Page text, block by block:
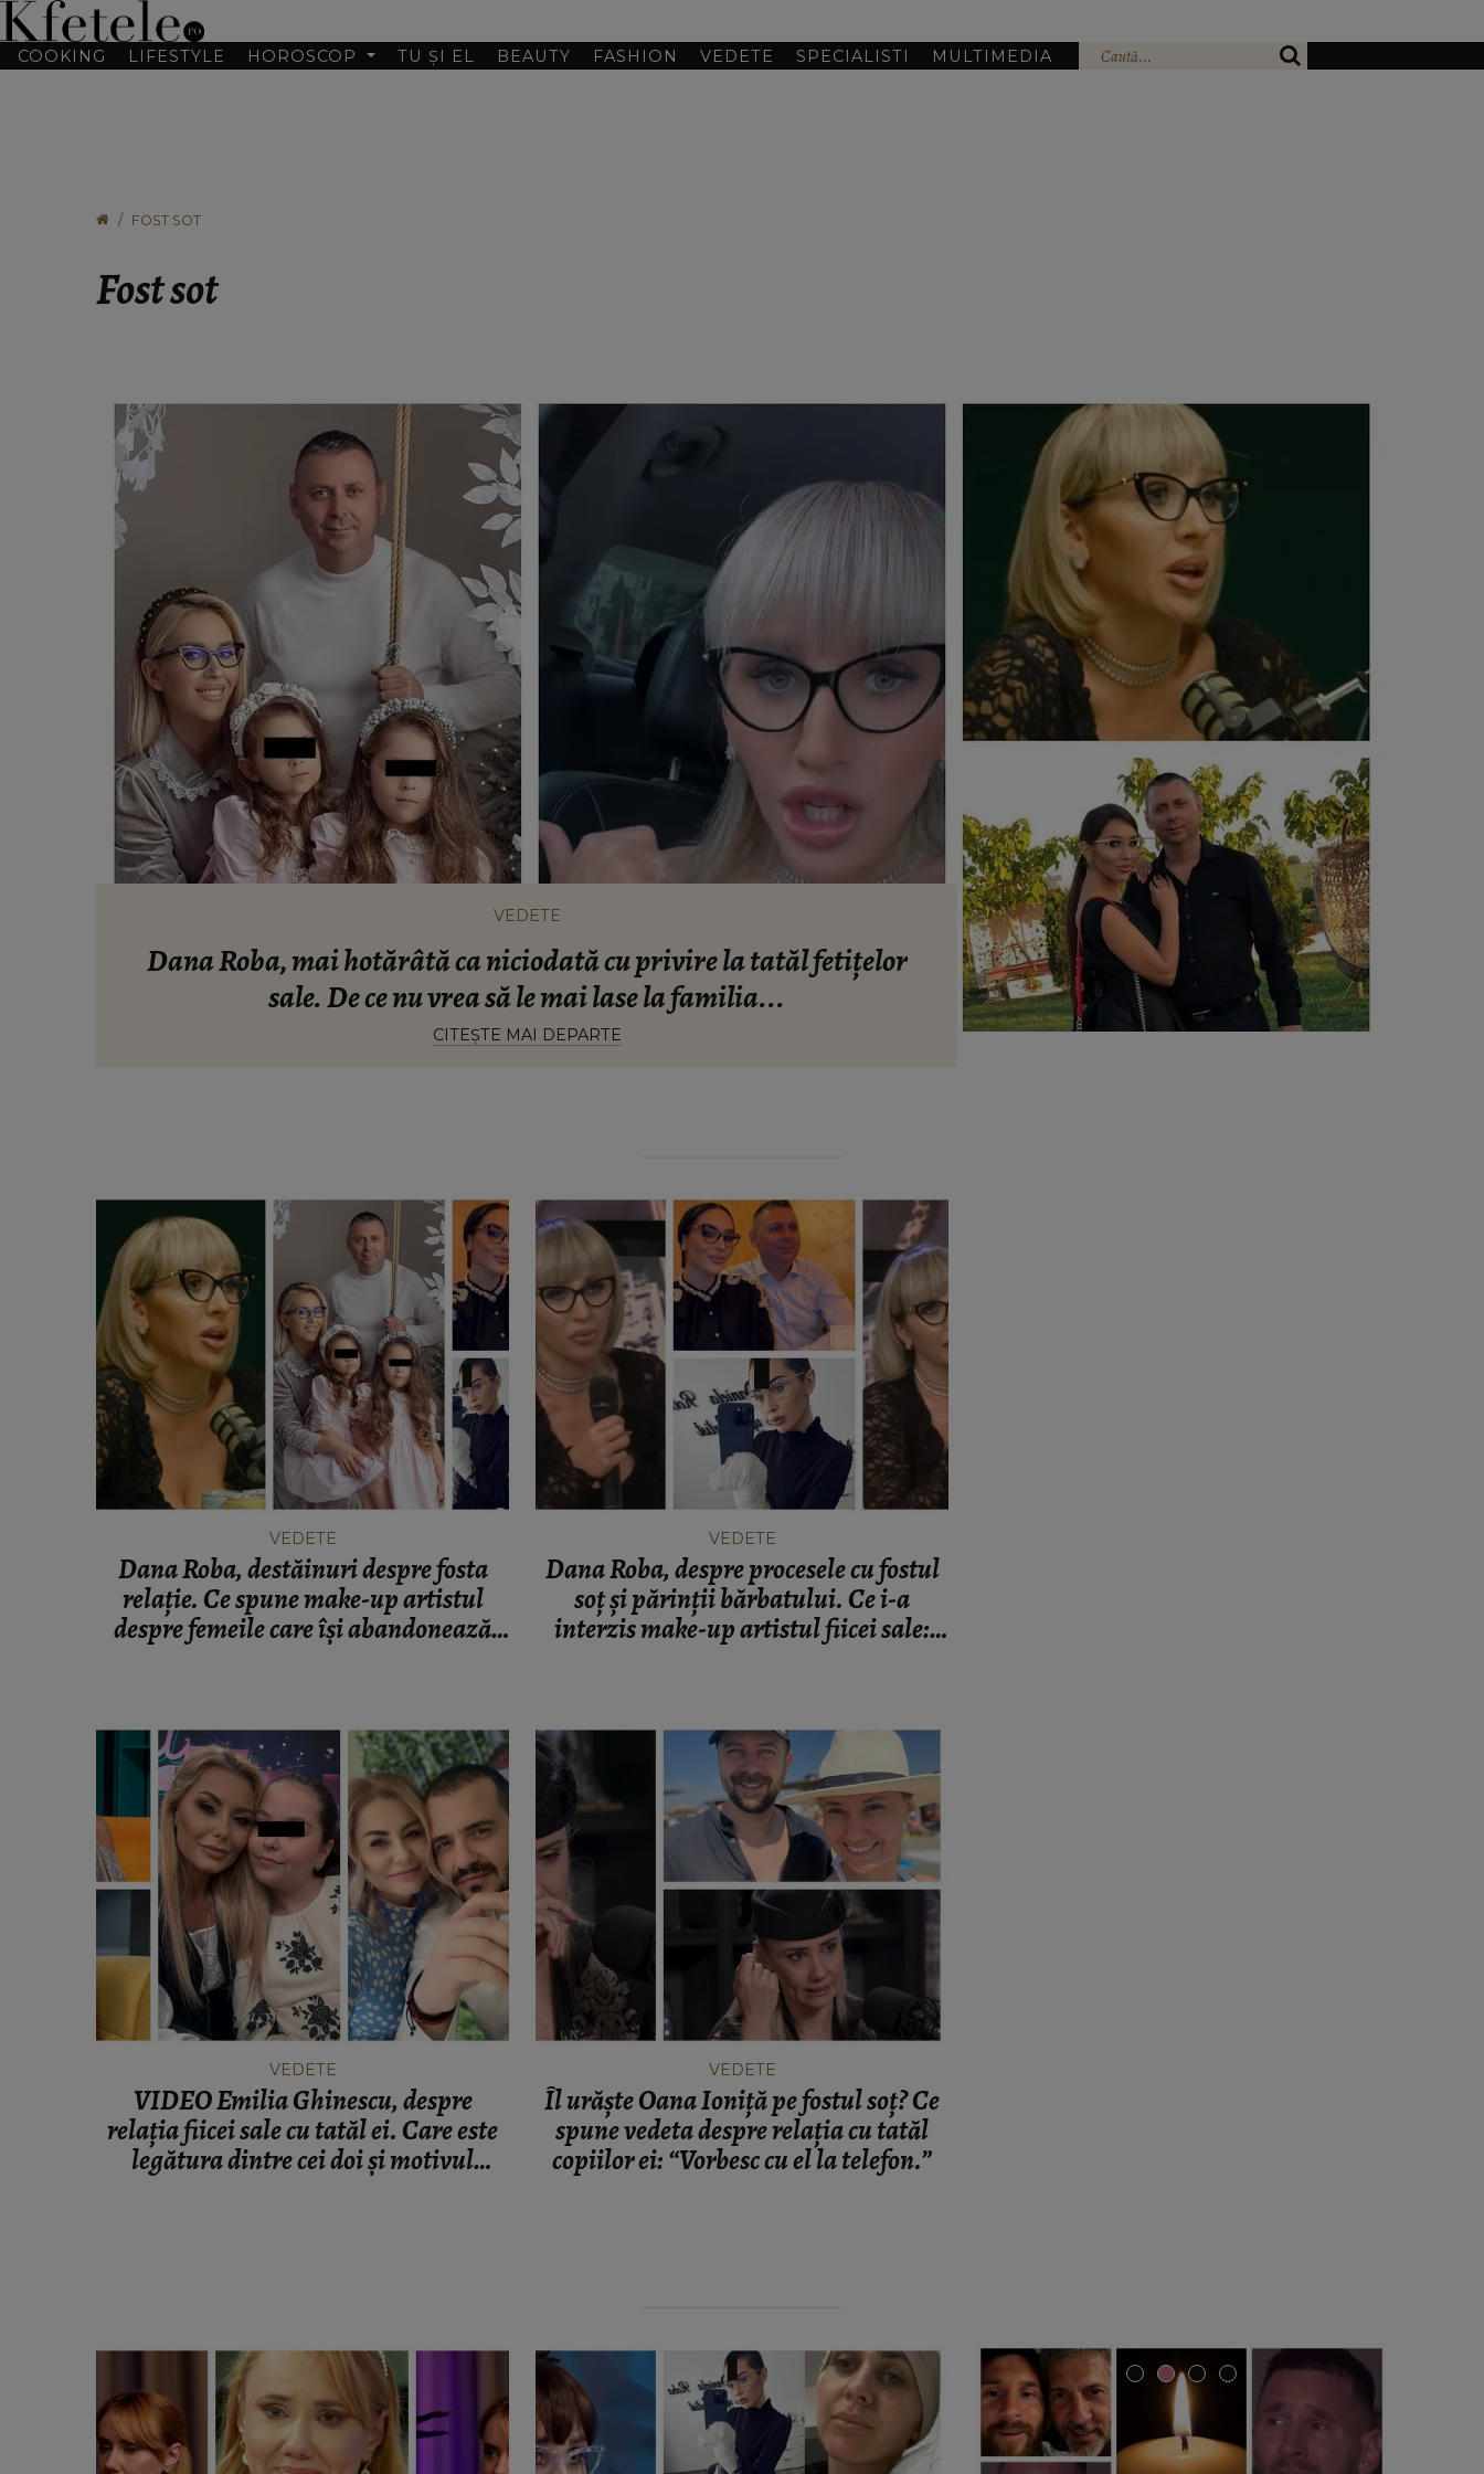
COOKING LIFESTYLE HOROSCOP TU ȘI EL BEAUTY FASHION VEDETE SPECIALISTI MULTIMEDIA
FOST SOT
Fost sot
VEDETE
Dana Roba, mai hotărâtă ca niciodată cu privire la tatăl fetițelor
sale. De ce nu vrea să le mai lase la familia...
CITEȘTE MAI DEPARTE
VEDETE
Dana Roba, destăinuri despre fosta
relație. Ce spune make-up artistul
despre femeile care își abandonează
VEDETE
Dana Roba, despre procesele cu fostul
soț și părinții bărbatului. Ce i-a
interzis make-up artistul fiicei sale:
VEDETE
VIDEO Emilia Ghinescu, despre
relația fiicei sale cu tatăl ei. Care este
legătura dintre cei doi și motivul
VEDETE
Îl urăște Oana Ioniță pe fostul soț? Ce
spune vedeta despre relația cu tatăl
copiilor ei: “Vorbesc cu el la telefon.”